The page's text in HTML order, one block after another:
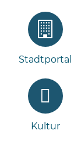
Stadtportal
Kultur